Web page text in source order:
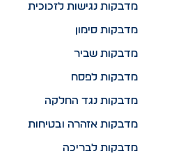
מדבקות נגישות לזכוכית
מדבקות סימון
מדבקות שביר
מדבקות לפסח
מדבקות נגד החלקה
מדבקות אזהרה ובטיחות
מדבקות לבריכה